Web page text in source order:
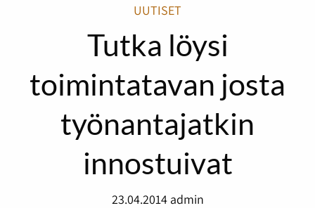
UUTISET
Tutka löysi
toimintatavan josta
työnantajatkin
innostuivat
23.04.2014 admin